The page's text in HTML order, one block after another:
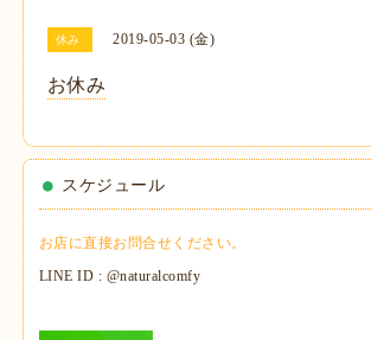
休み 2019-05-03 (金)
お休み
スケジュール
お店に直接お問合せください。
LINE ID : @naturalcomfy